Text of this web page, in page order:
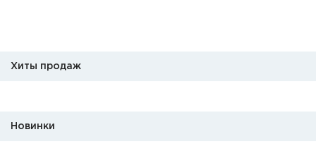
Хиты продаж
Новинки